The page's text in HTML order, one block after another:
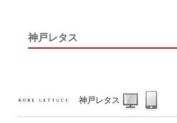
神戸レタス
神戸レタス